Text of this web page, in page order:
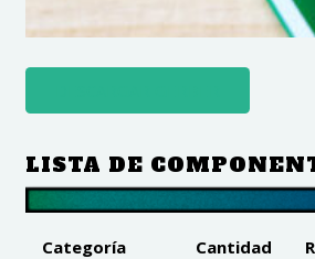
LISTA DE
Categoría Cantidad